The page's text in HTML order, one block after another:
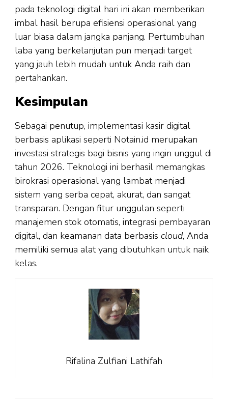
pada teknologi digital hari ini akan memberikan
imbal hasil berupa efisiensi operasional yang
luar biasa dalam jangka panjang. Pertumbuhan
laba yang berkelanjutan pun menjadi target
yang jauh lebih mudah untuk Anda raih dan
pertahankan.
Kesimpulan
Sebagai penutup, implementasi kasir digital
berbasis aplikasi seperti Notain.id merupakan
investasi strategis bagi bisnis yang ingin unggul di
tahun 2026. Teknologi ini berhasil memangkas
birokrasi operasional yang lambat menjadi
sistem yang serba cepat, akurat, dan sangat
transparan. Dengan fitur unggulan seperti
manajemen stok otomatis, integrasi pembayaran
digital, dan keamanan data berbasis cloud, Anda
memiliki semua alat yang dibutuhkan untuk naik
kelas.
Rifalina Zulfiani Lathifah